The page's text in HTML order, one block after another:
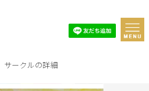
サークルの詳細